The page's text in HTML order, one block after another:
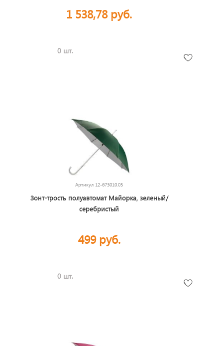
1 538,78 руб.
0 шт.
Артикул 12-673010.05
Зонт-трость полуавтомат Майорка, зеленый/
серебристый
499 руб.
0 шт.